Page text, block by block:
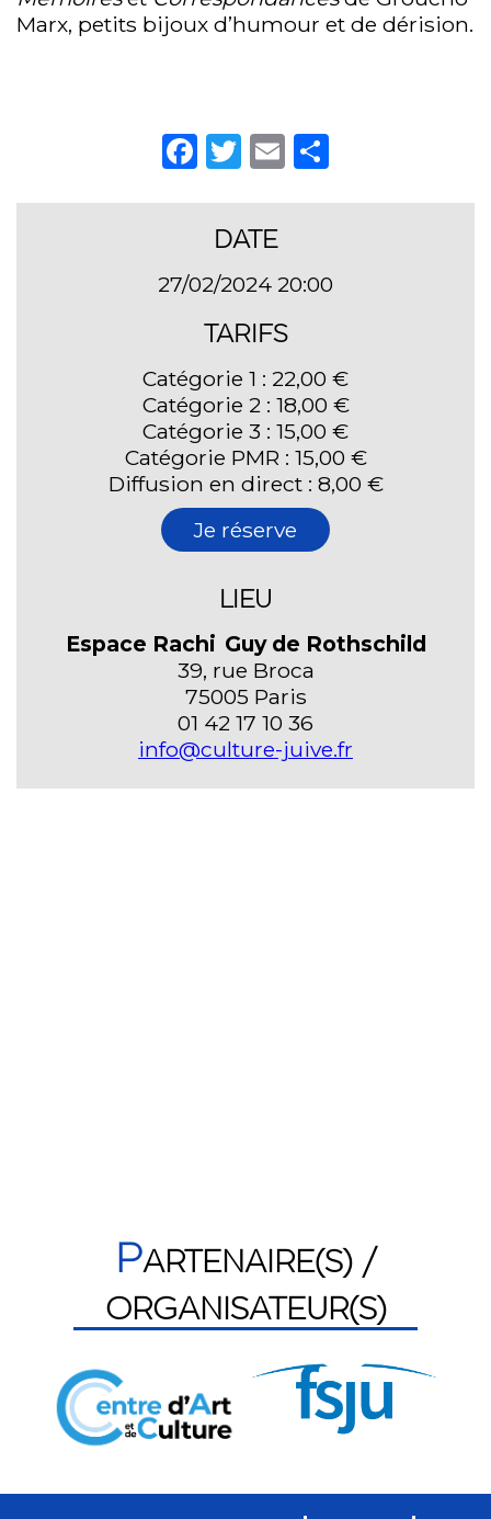
Marx, petits bijoux d’humour et de dérision.
Facebook
Twitter
Email
DATE
27/02/2024 20:00
TARIFS
Catégorie 1 : 22,00 €
Catégorie 2 : 18,00 €
Catégorie 3 : 15,00 €
Catégorie PMR : 15,00 €
Diffusion en direct : 8,00 €
Je réserve
LIEU
Espace Rachi Guy de Rothschild
39, rue Broca
75005 Paris
01 42 17 10 36
info@culture-juive.fr
PARTENAIRE(S) /
ORGANISATEUR(S)